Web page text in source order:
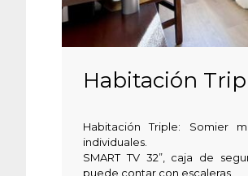
Habitación
Habitación Triple: Somier
individuales.
SMART TV 32”, caja de
puede contar con escaleras